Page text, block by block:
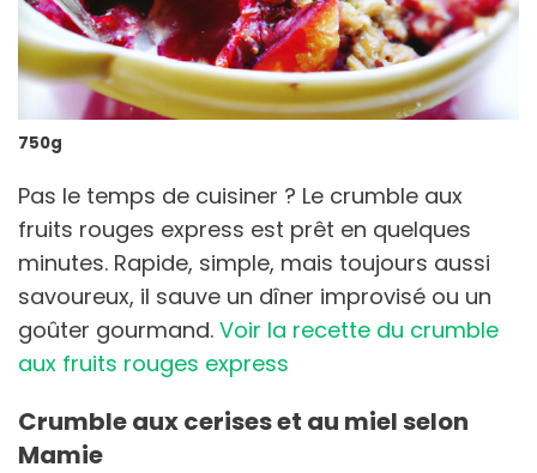
750g
Pas le temps de cuisiner ? Le crumble aux
fruits rouges express est prêt en quelques
minutes. Rapide, simple, mais toujours aussi
savoureux, il sauve un dîner improvisé ou un
goûter gourmand. Voir la recette du crumble
aux fruits rouges express
Crumble aux cerises et au miel selon
Mamie